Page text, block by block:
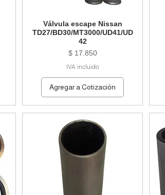
Válvula escape Nissan
TD27/BD30/MT3000/UD41/UD
42
Precio
$ 17.850
IVA incluido
Agregar a Cotización